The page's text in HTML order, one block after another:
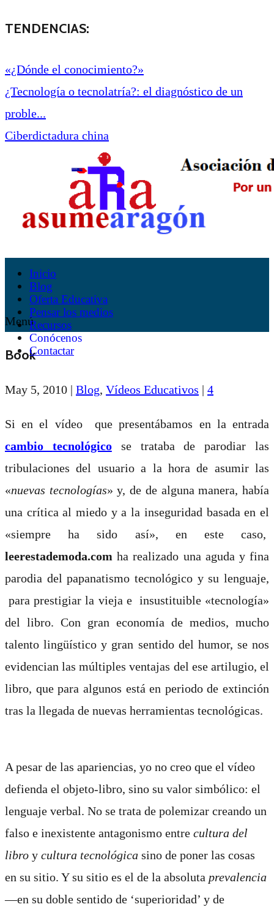
TENDENCIAS:
«¿Dónde el conocimiento?»
¿Tecnología o tecnolatría?: el diagnóstico de un
proble...
Ciberdictadura china
Inicio
Blog
Oferta Educativa
Pensar los medios
Recursos
Conócenos
Contactar
Menú
Book
May 5, 2010 | Blog, Vídeos Educativos | 4
Si en el vídeo que presentábamos en la entrada
cambio tecnológicose trataba de parodiar las
tribulaciones del usuario a la hora de asumir las
«nuevas tecnologías» y, de de alguna manera, había
una crítica al miedo y a la inseguridad basada en el
«siempre ha sido así», en este caso,
leerestademoda.com ha realizado una aguda y fina
parodia del papanatismo tecnológico y su lenguaje,
para prestigiar la vieja e insustituible «tecnología»
del libro. Con gran economía de medios, mucho
talento lingüístico y gran sentido del humor, se nos
evidencian las múltiples ventajas del ese artilugio, el
libro, que para algunos está en periodo de extinción
tras la llegada de nuevas herramientas tecnológicas.
A pesar de las apariencias, yo no creo que el vídeo
defienda el objeto-libro, sino su valor simbólico: el
lenguaje verbal. No se trata de polemizar creando un
falso e inexistente antagonismo entre cultura del
libro y cultura tecnológica sino de poner las cosas
en su sitio. Y su sitio es el de la absoluta prevalencia
―en su doble sentido de ‘superioridad’ y de